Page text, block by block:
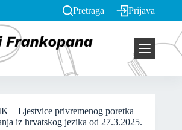
Pretraga Prijava
– Ljestvice privremenog poretka
iz hrvatskog jezika od 27.3.2025.